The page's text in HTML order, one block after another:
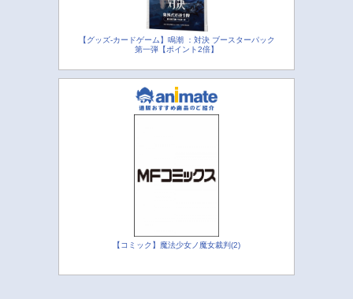
【グッズ-カードゲーム】鳴潮 ：対決 ブースターパック
第一弾【ポイント2倍】
【コミック】魔法少女ノ魔女裁判(2)